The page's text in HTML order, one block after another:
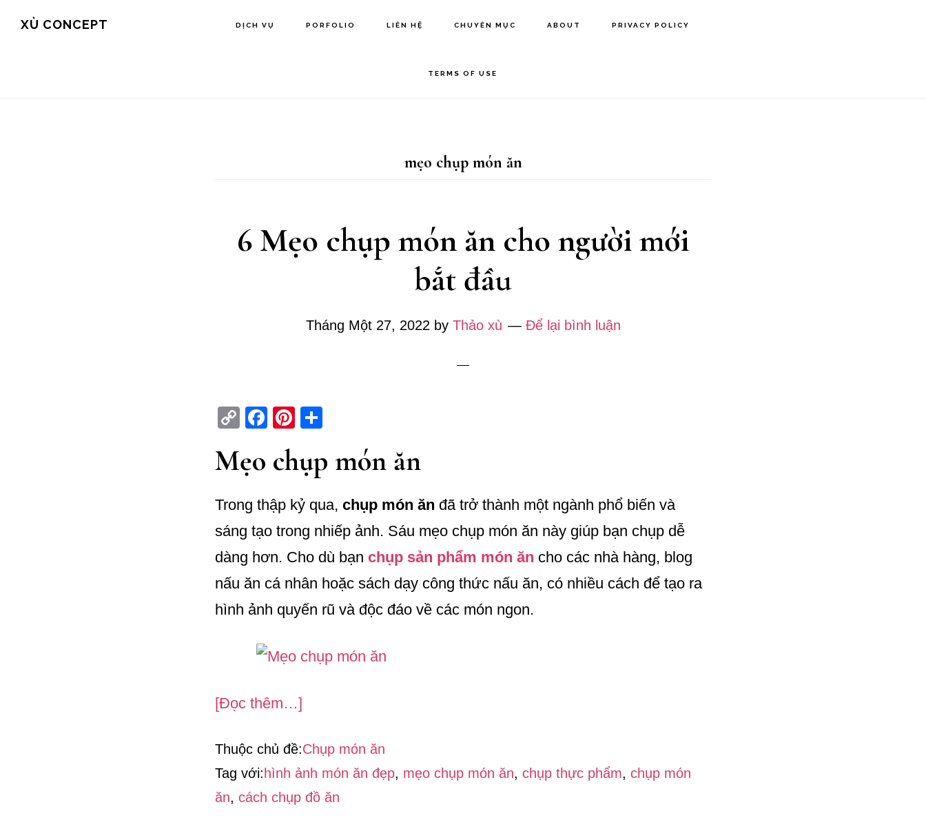
XÙ CONCEPT DỊCH VỤ PORFOLIO LIÊN HỆ CHUYÊN MỤC ABOUT PRIVACY POLICY
TERMS OF USE
mẹo chụp món ăn
6 Mẹo chụp món ăn cho người mới
bắt đầu
Tháng Một 27, 2022 by Thảo xù Để lại bình luận
C
y
Li
n
k
Fa
bo
Pi
er
es
t
re
Mẹo chụp món ăn
Trong thập kỷ qua, chụp món ăn đã trở thành một ngành phổ biến và
sáng tạo trong nhiếp ảnh. Sáu mẹo chụp món ăn này giúp bạn chụp dễ
dàng hơn. Cho dù bạn chụp sản phẩm món ăn cho các nhà hàng, blog
nấu ăn cá nhân hoặc sách dạy công thức nấu ăn, có nhiều cách để tạo ra
hình ảnh quyến rũ và độc đáo về các món ngon.
[Đọc thêm…]
chụp
món
ăn
Thuộc chủ đề:Chụp món ăn
Tag với: hình ảnh món ăn đẹp, mẹo chụp món ăn, chụp thực phẩm, chụp món
ăn, cách chụp đồ ăn